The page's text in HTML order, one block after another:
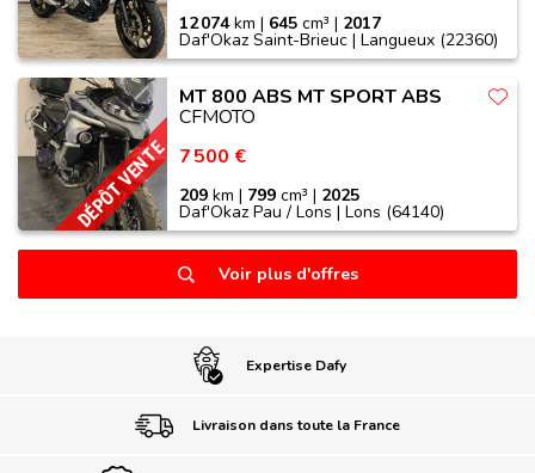
12 074km | 645 cm³ | 2017
Daf'Okaz Saint-Brieuc | Langueux (22360)
DÉPÔT VENTE
MT 800 ABS MT SPORT ABS
CFMOTO
7 500 €
209 km | 799 cm³ | 2025
Daf'Okaz Pau / Lons | Lons (64140)
Voir plus d'offres
Expertise Dafy
Livraison dans toute la France